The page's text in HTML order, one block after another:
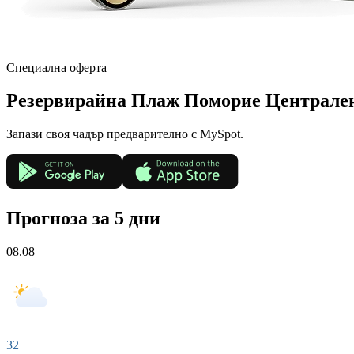
Специална оферта
Резервирайна Плаж Поморие
Запази своя чадър предварително с MySpot.
Прогноза за 5 дни
08.08
32